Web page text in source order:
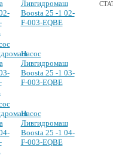
Ливгидромаш
Boosta 25 -1 02-
F-003-EQBE
Насос
Ливгидромаш
Boosta 25 -1 03-
F-003-EQBE
Насос
Ливгидромаш
Boosta 25 -1 04-
F-003-EQBE